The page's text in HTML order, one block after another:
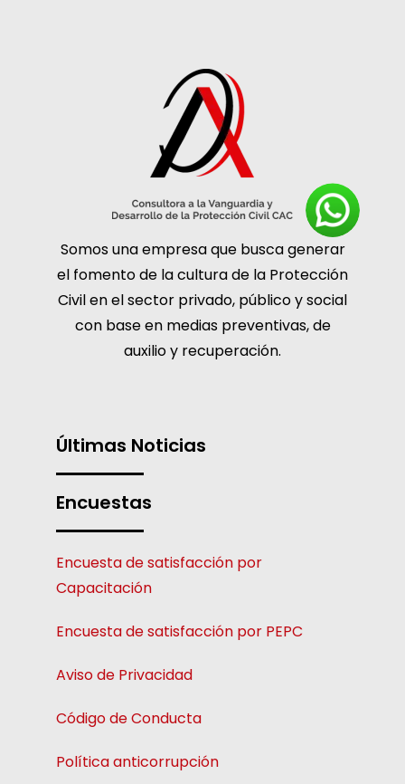
Somos una empresa que busca generar
el fomento de la cultura de la Protección
Civil en el sector privado, público y social
con base en medias preventivas, de
auxilio y recuperación.
Últimas Noticias
Encuestas
Encuesta de satisfacción por
Capacitación
Encuesta de satisfacción por PEPC
Aviso de Privacidad
Código de Conducta
Política anticorrupción